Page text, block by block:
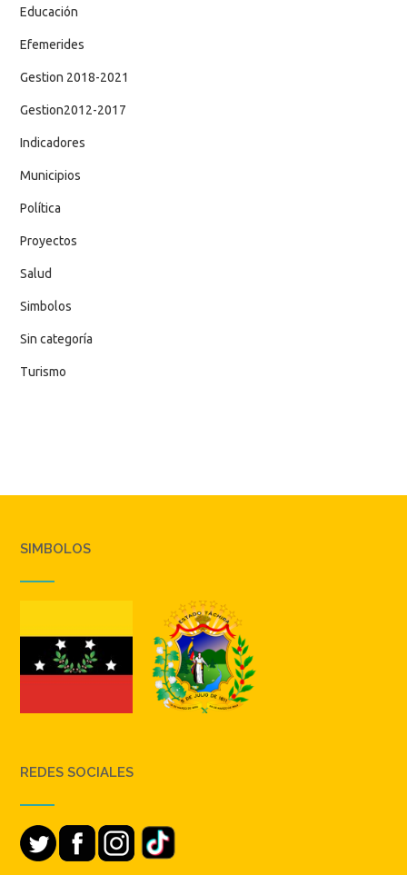
Educación
Efemerides
Gestion 2018-2021
Gestion2012-2017
Indicadores
Municipios
Política
Proyectos
Salud
Simbolos
Sin categoría
Turismo
SIMBOLOS
REDES SOCIALES